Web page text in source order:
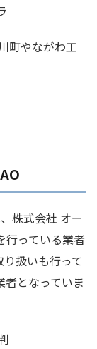
やながわ工
株式会社 オー
行っている業者
扱いも行って
となっていま